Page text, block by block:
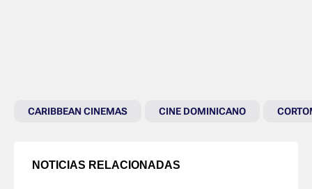
CARIBBEAN CINEMAS CINE DOMINICANO
NOTICIAS RELACIONADAS